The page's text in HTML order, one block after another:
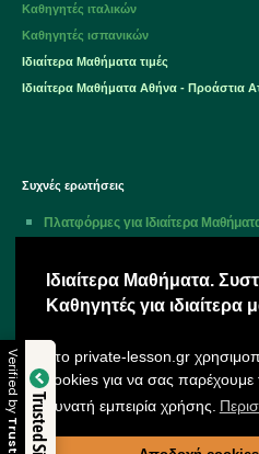
Ιδιαίτερα Μαθήματα.
Καθηγητές για ιδιαίτερα
Στο private-lesson.gr
cookies για να σας παρέχουμε
δυνατή εμπειρία χρήσης.
Καθηγητές ιταλικών
Καθηγητές ισπανικών
Ιδιαίτερα Μαθήματα τιμές
Ιδιαίτερα Μαθήματα Αθήνα - Προάστια
Συχνές ερωτήσεις
Πλατφόρμες για Ιδιαίτερα
Πώς λειτουργεί; Ποια είναι η
ιδιαιτέρων μαθημάτων;
Πώς εξοικονομώ χρόνο
Υπάρχει κάποια χρέωση;
Πότε θα έχω κάποια απάντηση;
Trusted Site
Verified by